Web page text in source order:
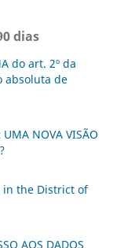
dias
do art. 2º da
absoluta de
UMA NOVA VISÃO
in the District of
AOS DADOS